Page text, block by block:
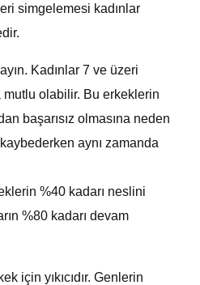
simgelemesi kadınlar
Kadınlar 7 ve üzeri
olabilir. Bu erkeklerin
başarısız olmasına neden
aynı zamanda
%40 kadarı neslini
%80 kadarı devam
için yıkıcıdır. Genlerin